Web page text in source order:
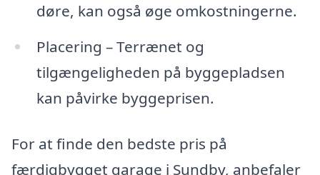
døre, kan også øge omkostningerne.
Placering – Terrænet og
tilgængeligheden på byggepladsen
kan påvirke byggeprisen.
For at finde den bedste pris på
færdigbygget garage i Sundby, anbefaler